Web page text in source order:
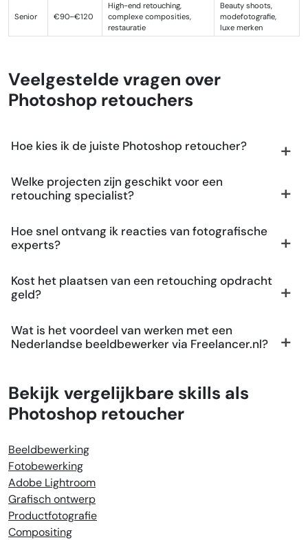
Senior €90–€120
High-end retouching,
complexe composities,
restauratie
Beauty shoots,
modefotografie,
luxe merken
Veelgestelde vragen over
Photoshop retouchers
Hoe kies ik de juiste Photoshop retoucher?
Welke projecten zijn geschikt voor een
retouching specialist?
Hoe snel ontvang ik reacties van fotografische
experts?
Kost het plaatsen van een retouching opdracht
geld?
Wat is het voordeel van werken met een
Nederlandse beeldbewerker via Freelancer.nl?
Bekijk vergelijkbare skills als
Photoshop retoucher
Beeldbewerking
Fotobewerking
Adobe Lightroom
Grafisch ontwerp
Productfotografie
Compositing